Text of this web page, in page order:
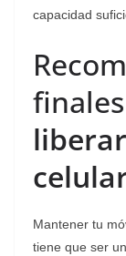
capacidad
Mantener tu
tiene que ser